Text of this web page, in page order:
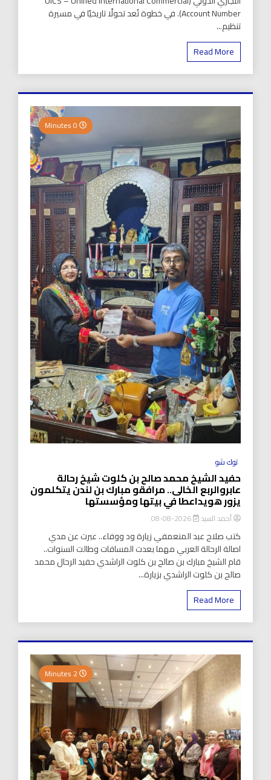
Account Number). في خطوة تُعد تحولًا تاريخيًا في مسيرة
تنظيم...
Read More
توك شو
حفيد الشيخ محمد صالح بن كلوت شيخ رحالة
عابروالربع الخالى.. مرافقو مبارك بن لندن يتكلمون
يزور هويداعطا في بيتها ومؤسستها
أحمد السيد 2026-08-08
كتب صلاح عبد المنعمفي زيارة ود ووفاء.. عبرت عن مدي
اصالة الرحالة العربي مهما بعدت المسافات وطالت السنوات..
قام الشيخ مبارك بن صالح بن كلوت الراشدي حفيد الرحال محمد
صالح بن كلوت الراشدي بزيارة...
Read More